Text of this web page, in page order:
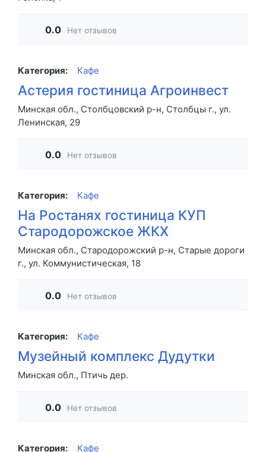
0.0 Нет отзывов
Категория: Кафе
Астерия гостиница Агроинвест
Минская обл., Столбцовский р-н, Столбцы г., ул.
Ленинская, 29
0.0 Нет отзывов
Категория: Кафе
На Ростанях гостиница КУП
Стародорожское ЖКХ
Минская обл., Стародорожский р-н, Старые дороги
г., ул. Коммунистическая, 18
0.0 Нет отзывов
Категория: Кафе
Музейный комплекс Дудутки
Минская обл., Птичь дер.
0.0 Нет отзывов
Категория: Кафе